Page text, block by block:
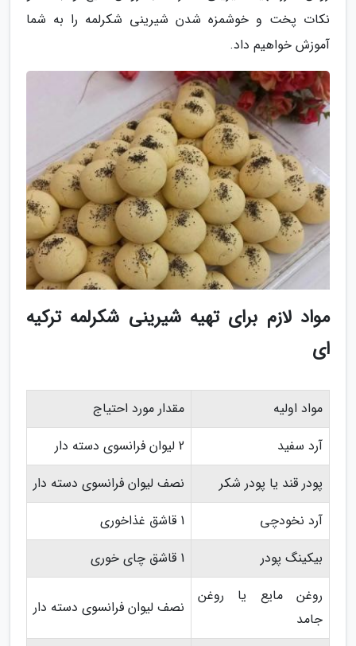
نکات پخت و خوشمزه شدن شیرینی شکرلمه را به شما
آموزش خواهیم داد.
مواد لازم برای تهیه شیرینی شکرلمه ترکیه
ای
مواد اولیه
مقدار مورد احتیاج
آرد سفید
2 لیوان فرانسوی دسته دار
پودر قند یا پودر شکر
نصف لیوان فرانسوی دسته دار
آرد نخودچی
1 قاشق غذاخوری
بیکینگ پودر
1 قاشق چای خوری
روغن مایع یا روغن
جامد
نصف لیوان فرانسوی دسته دار